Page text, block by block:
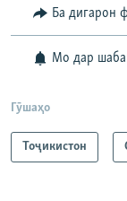
Ба дигарон
Мо дар
Гӯшаҳо
Тоҷикистон